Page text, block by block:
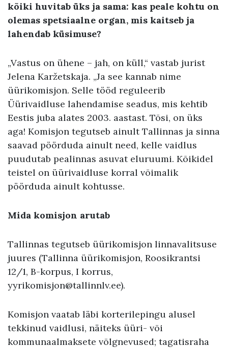
kõiki huvitab üks ja sama: kas peale kohtu on
olemas spetsiaalne organ, mis kaitseb ja
lahendab küsimuse?
„Vastus on ühene – jah, on küll,“ vastab jurist
Jelena Karžetskaja. „Ja see kannab nime
üürikomisjon. Selle tööd reguleerib
Üürivaidluse lahendamise seadus, mis kehtib
Eestis juba alates 2003. aastast. Tõsi, on üks
aga! Komisjon tegutseb ainult Tallinnas ja sinna
saavad pöörduda ainult need, kelle vaidlus
puudutab pealinnas asuvat eluruumi. Kõikidel
teistel on üürivaidluse korral võimalik
pöörduda ainult kohtusse.
Mida komisjon arutab
Tallinnas tegutseb üürikomisjon linnavalitsuse
juures (Tallinna üürikomisjon, Roosikrantsi
12/1, B-korpus, I korrus,
yyrikomisjon@tallinnlv.ee).
Komisjon vaatab läbi korterilepingu alusel
tekkinud vaidlusi, näiteks üüri- või
kommunaalmaksete võlgnevused; tagatisraha